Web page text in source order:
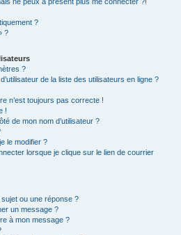
?
?
?
de la liste des utilisateurs en ligne ?
n’est toujours pas correcte !
!
de mon nom d’utilisateur ?
le modifier ?
lorsque je clique sur le lien de courrier
ou une réponse ?
un message ?
à mon message ?